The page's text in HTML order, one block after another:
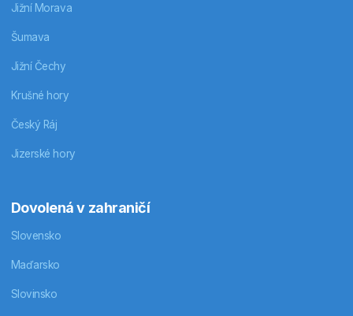
Jižní Morava
Šumava
Jižní Čechy
Krušné hory
Český Ráj
Jizerské hory
Dovolená v zahraničí
Slovensko
Maďarsko
Slovinsko